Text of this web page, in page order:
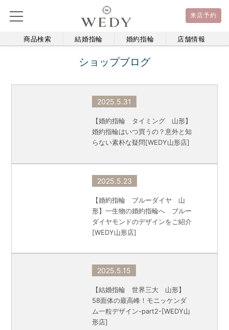
来店予約
商品検索 結婚指輪 婚約指輪 店舗情報
ショップブログ
2025.5.31
【婚約指輪 タイミング 山形】
婚約指輪はいつ買うの？意外と知
らない素朴な疑問[WEDY山形店]
2025.5.23
【婚約指輪 ブルーダイヤ 山
形】一生物の婚約指輪へ ブルー
ダイヤモンドのデザインをご紹介
[WEDY山形店]
2025.5.15
【結婚指輪 世界三大 山形】
58面体の最高峰！モニッケンダ
ム一粒デザイン-part2-[WEDY山
形店]